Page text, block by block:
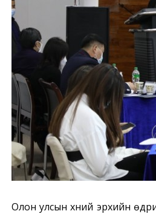
Олон улсын хүний эрхийн